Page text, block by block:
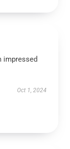
impressed
Oct 1, 2024